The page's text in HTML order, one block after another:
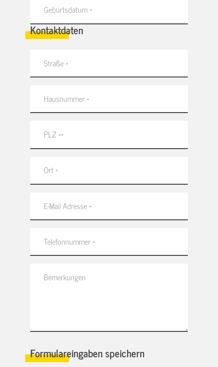
Kontaktdaten
Formulareingaben speichern